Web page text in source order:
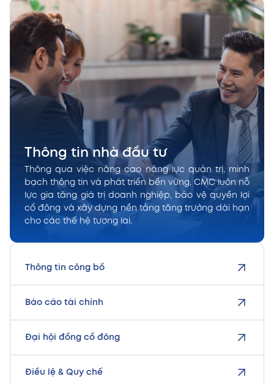
Thông tin nhà đầu tư
Thông qua việc nâng cao năng lực quản trị, minh
bạch thông tin và phát triển bền vững, CMC luôn nỗ
lực gia tăng giá trị doanh nghiệp, bảo vệ quyền lợi
cổ đông và xây dựng nền tảng tăng trưởng dài hạn
cho các thế hệ tương lai.
Thông tin công bố
Báo cáo tài chính
Đại hội đồng cổ đông
Điều lệ & Quy chế